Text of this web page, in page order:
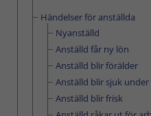
Händelser för anställda
Nyanställd
Anställd får ny lön
Anställd blir förälder
Anställd blir sjuk
Anställd blir frisk